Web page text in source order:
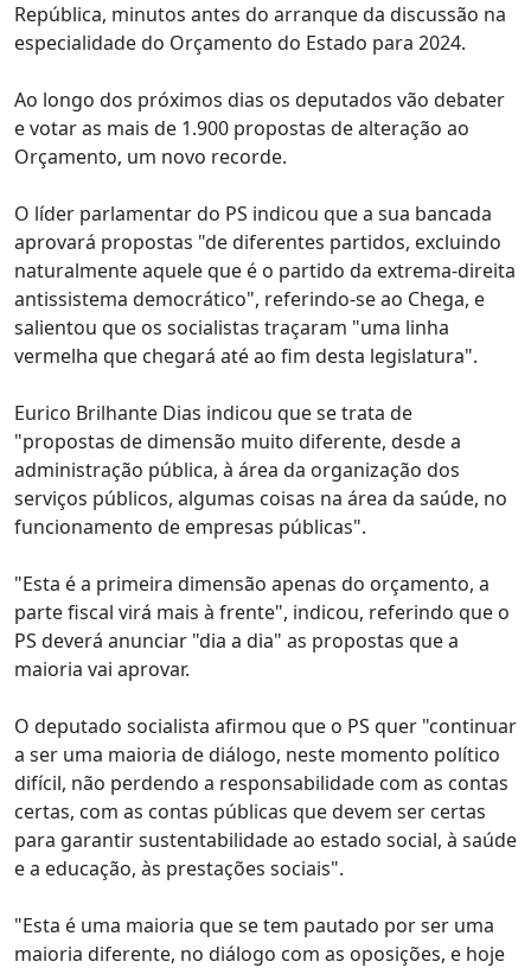
República, minutos antes do arranque da discussão na
especialidade do Orçamento do Estado para 2024.
Ao longo dos próximos dias os deputados vão debater
e votar as mais de 1.900 propostas de alteração ao
Orçamento, um novo recorde.
O líder parlamentar do PS indicou que a sua bancada
aprovará propostas "de diferentes partidos, excluindo
naturalmente aquele que é o partido da extrema-direita
antissistema democrático", referindo-se ao Chega, e
salientou que os socialistas traçaram "uma linha
vermelha que chegará até ao fim desta legislatura".
Eurico Brilhante Dias indicou que se trata de
"propostas de dimensão muito diferente, desde a
administração pública, à área da organização dos
serviços públicos, algumas coisas na área da saúde, no
funcionamento de empresas públicas".
"Esta é a primeira dimensão apenas do orçamento, a
parte fiscal virá mais à frente", indicou, referindo que o
PS deverá anunciar "dia a dia" as propostas que a
maioria vai aprovar.
O deputado socialista afirmou que o PS quer "continuar
a ser uma maioria de diálogo, neste momento político
difícil, não perdendo a responsabilidade com as contas
certas, com as contas públicas que devem ser certas
para garantir sustentabilidade ao estado social, à saúde
e a educação, às prestações sociais".
"Esta é uma maioria que se tem pautado por ser uma
maioria diferente, no diálogo com as oposições, e hoje